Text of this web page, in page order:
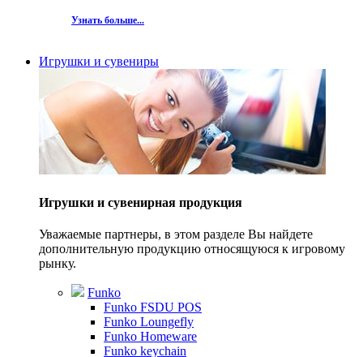
Узнать больше...
Игрушки и сувениры
Игрушки и сувенирная продукция
Уважаемые партнеры, в этом разделе Вы найдете
дополнительную продукцию относящуюся к игровому
рынку.
Funko
Funko FSDU POS
Funko Loungefly
Funko Homeware
Funko keychain